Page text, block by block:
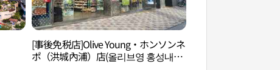
[事後免税店]Olive Young・ホンソンネ
ポ（洪城內浦）店(올리브영 홍성내포